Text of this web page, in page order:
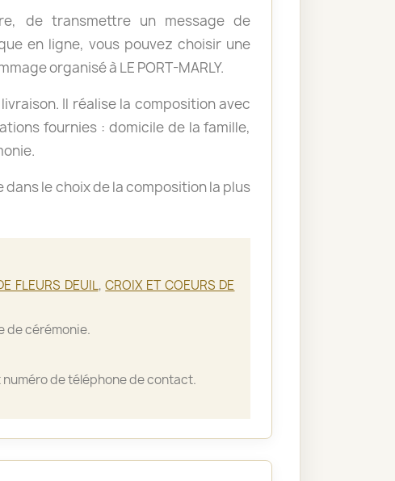
de transmettre un message de
en ligne, vous pouvez choisir une
organisé à LE PORT-MARLY.
Il réalise la composition avec
fournies : domicile de la famille,
le choix de la composition la plus
FLEURS DEUIL,CROIX ET COEURS DE
de cérémonie.
de téléphone de contact.